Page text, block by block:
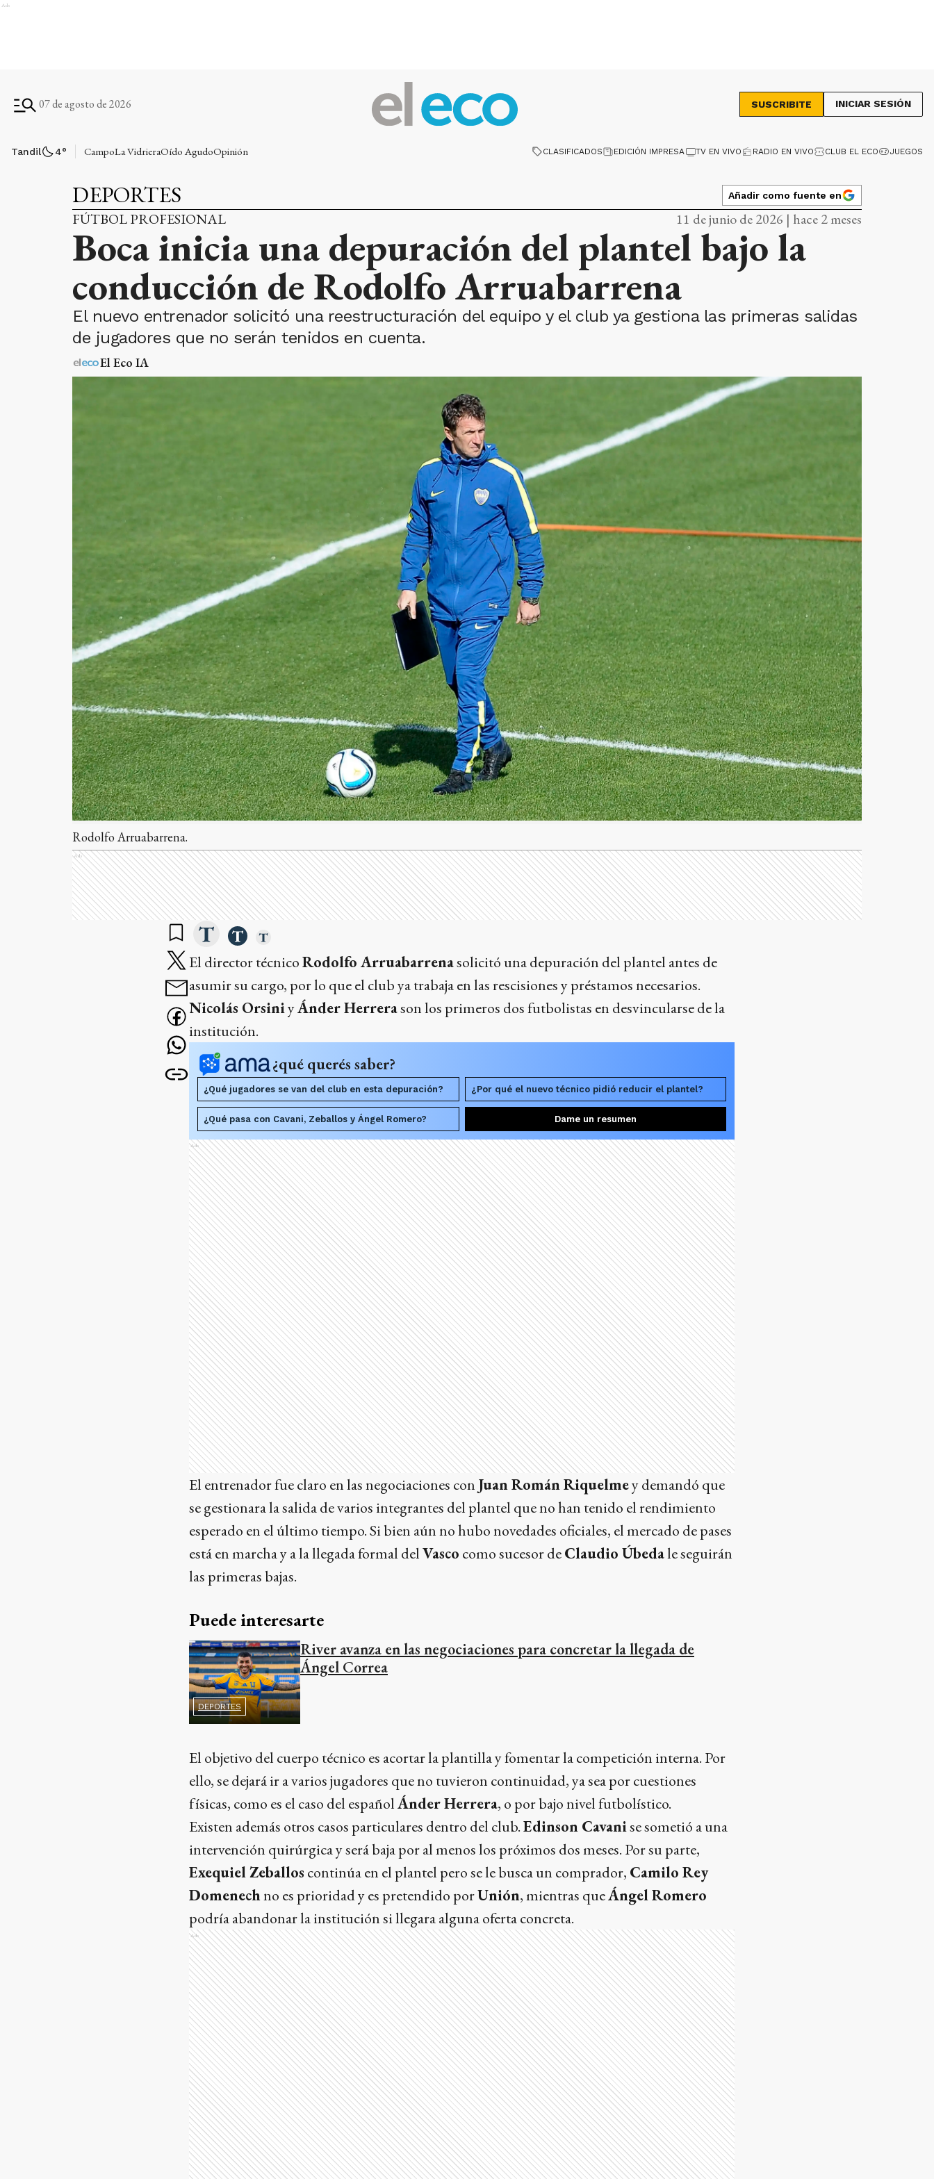
Ads
07 de agosto de 2026 SUSCRIBITE INICIAR SESIÓN
Tandil 4° CampoLa VidrieraOído AgudoOpinión CLASIFICADOS EDICIÓN IMPRESA TV EN VIVO RADIO EN VIVO CLUB EL ECO JUEGOS
DEPORTES Añadir como fuente en
FÚTBOL PROFESIONAL 11 de junio de 2026 | hace 2 meses
Boca inicia una depuración del plantel bajo la
conducción de Rodolfo Arruabarrena
El nuevo entrenador solicitó una reestructuración del equipo y el club ya gestiona las primeras salidas
de jugadores que no serán tenidos en cuenta.
El Eco IA
Rodolfo Arruabarrena.
Ads
El director técnicoRodolfo Arruabarrenasolicitó una depuración del plantel antes de
asumir su cargo, por lo que el club ya trabaja en las rescisiones y préstamos necesarios.
Nicolás OrsiniyÁnder Herrerason los primeros dos futbolistas en desvincularse de la
institución.
¿qué querés saber?
¿Qué jugadores se van del club en esta depuración? ¿Por qué el nuevo técnico pidió reducir el plantel?
¿Qué pasa con Cavani, Zeballos y Ángel Romero? Dame un resumen
Ads
El entrenador fue claro en las negociaciones con Juan Román Riquelmey demandó que
se gestionara la salida de varios integrantes del plantel que no han tenido el rendimiento
esperado en el último tiempo. Si bien aún no hubo novedades oficiales, el mercado de pases
está en marcha y a la llegada formal delVasco como sucesor deClaudio Úbedale seguirán
las primeras bajas.
Puede interesarte
DEPORTES
River avanza en las negociaciones para concretar la llegada de
Ángel Correa
El objetivo del cuerpo técnico es acortar la plantilla y fomentar la competición interna. Por
ello, se dejará ir a varios jugadores que no tuvieron continuidad, ya sea por cuestiones
físicas, como es el caso del españolÁnder Herrera, o por bajo nivel futbolístico.
Existen además otros casos particulares dentro del club.Edinson Cavanise sometió a una
intervención quirúrgica y será baja por al menos los próximos dos meses. Por su parte,
Exequiel Zeballos continúa en el plantel pero se le busca un comprador, Camilo Rey
Domenechno es prioridad y es pretendido porUnión, mientras queÁngel Romero
podría abandonar la institución si llegara alguna oferta concreta.
Ads